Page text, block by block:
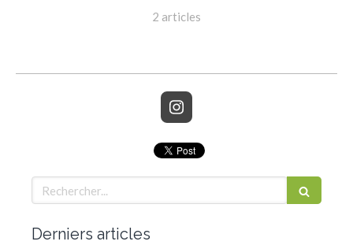
2 articles
Rechercher
Derniers articles